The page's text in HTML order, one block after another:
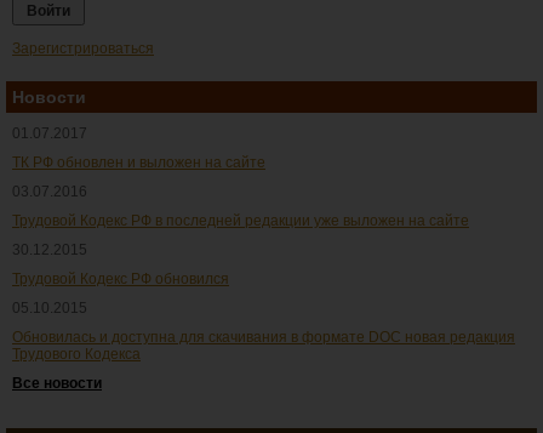
Зарегистрироваться
Новости
01.07.2017
ТК РФ обновлен и выложен на сайте
03.07.2016
Трудовой Кодекс РФ в последней редакции уже выложен на сайте
30.12.2015
Трудовой Кодекс РФ обновился
05.10.2015
Обновилась и доступна для скачивания в формате DOC новая редакция
Трудового Кодекса
Все новости